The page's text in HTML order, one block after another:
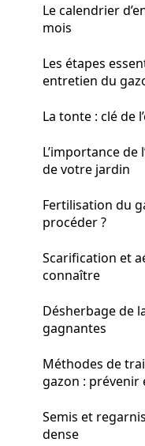
Le calendrier
mois
Les étapes
entretien du
La tonte : clé de
L’importance de
de votre jardin
Fertilisation du
procéder ?
Scarification et
connaître
Désherbage de
gagnantes
Méthodes de
gazon : prévenir
Semis et
dense